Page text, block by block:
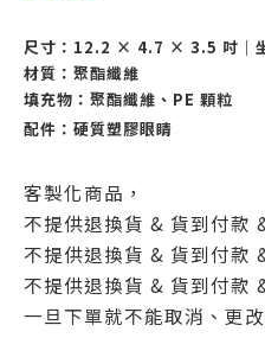
尺寸：12.2 × 4.7 × 3.5 吋｜
材質：聚酯纖維
填充物：聚酯纖維、PE 顆粒
配件：硬質塑膠眼睛
客製化商品，
不提供退換貨 & 貨到付款
不提供退換貨 & 貨到付款
不提供退換貨 & 貨到付款
一旦下單就不能取消、更